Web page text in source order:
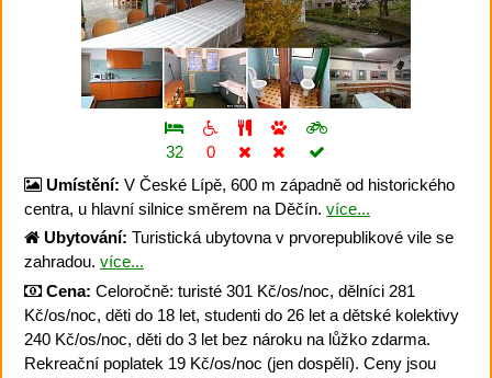
32
0
Umístění: V České Lípě, 600 m západně od historického
centra, u hlavní silnice směrem na Děčín. více...
Ubytování: Turistická ubytovna v prvorepublikové vile se
zahradou. více...
Cena: Celoročně: turisté 301 Kč/os/noc, dělníci 281
Kč/os/noc, děti do 18 let, studenti do 26 let a dětské kolektivy
240 Kč/os/noc, děti do 3 let bez nároku na lůžko zdarma.
Rekreační poplatek 19 Kč/os/noc (jen dospělí). Ceny jsou